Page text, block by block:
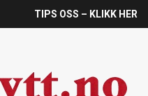
TIPS OSS – KLIKK HER